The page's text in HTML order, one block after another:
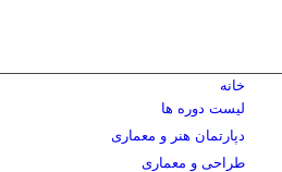
خانه
لیست دوره ها
دپارتمان هنر و معماری
طراحی و معماری